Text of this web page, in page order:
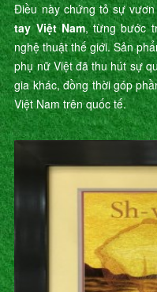
Điều này chứng tỏ sự
tay Việt Nam, từng bước
nghệ thuật thế giới. Sản
phụ nữ Việt đã thu hút sự
gia khác, đồng thời góp
Việt Nam trên quốc tế.